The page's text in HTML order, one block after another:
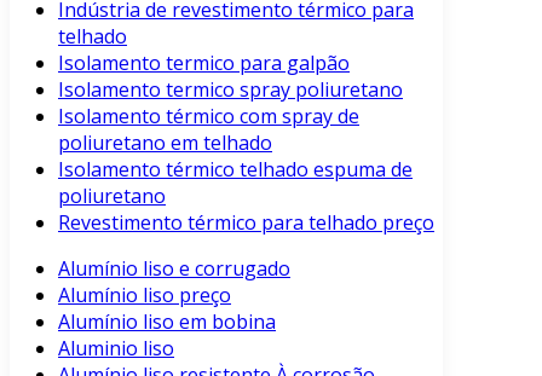
Indústria de revestimento térmico para
telhado
Isolamento termico para galpão
Isolamento termico spray poliuretano
Isolamento térmico com spray de
poliuretano em telhado
Isolamento térmico telhado espuma de
poliuretano
Revestimento térmico para telhado preço
Alumínio liso e corrugado
Alumínio liso preço
Alumínio liso em bobina
Aluminio liso